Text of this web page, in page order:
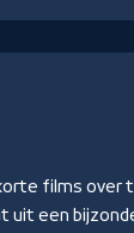
films over
uit een